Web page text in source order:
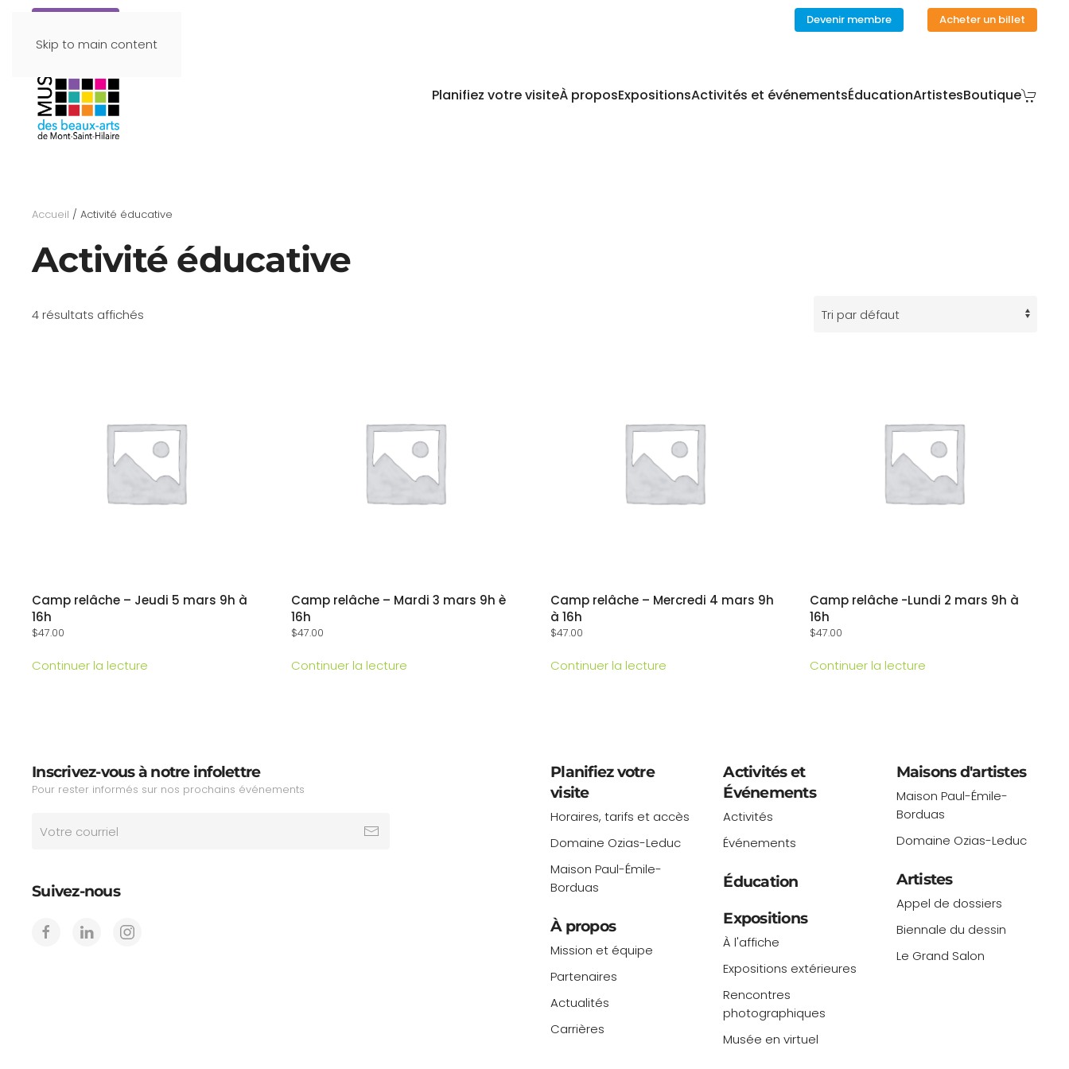
Skip to main content
Devenir membre Acheter un billet
Planifiez votre visiteÀ proposExpositionsActivités et événementsÉducationArtistesBoutique
Accueil / Activité éducative
Activité éducative
4 résultats affichés
Camp relâche – Jeudi 5 mars 9h à
16h
$47.00
Continuer la lecture
Camp relâche – Mardi 3 mars 9h è
16h
$47.00
Continuer la lecture
Camp relâche – Mercredi 4 mars 9h
à 16h
$47.00
Continuer la lecture
Camp relâche -Lundi 2 mars 9h à
16h
$47.00
Continuer la lecture
Inscrivez-vous à notre infolettre
Pour rester informés sur nos prochains événements
Suivez-nous
Planifiez votre
visite
Horaires, tarifs et accès
Domaine Ozias-Leduc
Maison Paul-Émile-
Borduas
À propos
Mission et équipe
Partenaires
Actualités
Carrières
Activités et
Événements
Activités
Événements
Éducation
Expositions
À l'affiche
Expositions extérieures
Rencontres
photographiques
Musée en virtuel
Maisons d'artistes
Maison Paul-Émile-
Borduas
Domaine Ozias-Leduc
Artistes
Appel de dossiers
Biennale du dessin
Le Grand Salon